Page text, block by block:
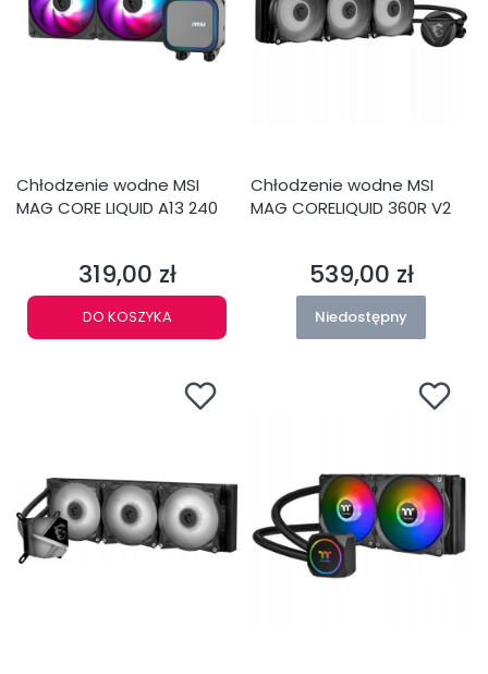
Chłodzenie wodne MSI
MAG CORE LIQUID A13 240
Cena
319,00 zł
DO KOSZYKA
Chłodzenie wodne MSI
MAG CORELIQUID 360R V2
Cena
539,00 zł
Niedostępny